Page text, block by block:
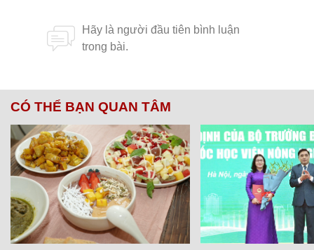
CÓ THỂ BẠN QUAN TÂM